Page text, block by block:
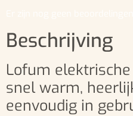
Beschrijving
Lofum
snel warm,
eenvoudig in